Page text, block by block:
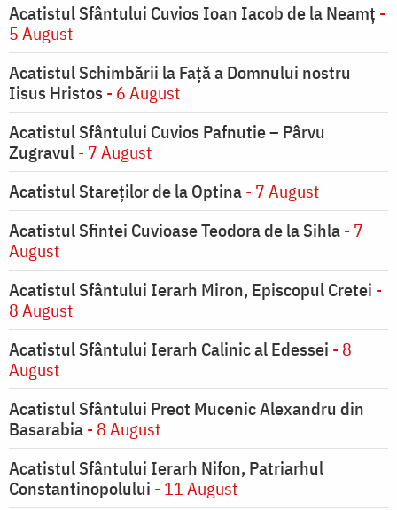
Acatistul Sfântului Cuvios Ioan Iacob de la Neamț -
5 August
Acatistul Schimbării la Faţă a Domnului nostru
Iisus Hristos - 6 August
Acatistul Sfântului Cuvios Pafnutie – Pârvu
Zugravul- 7 August
Acatistul Stareţilor de la Optina- 7 August
Acatistul Sfintei Cuvioase Teodora de la Sihla- 7
August
Acatistul Sfântului Ierarh Miron, Episcopul Cretei -
8 August
Acatistul Sfântului Ierarh Calinic al Edessei - 8
August
Acatistul Sfântului Preot Mucenic Alexandru din
Basarabia- 8 August
Acatistul Sfântului Ierarh Nifon, Patriarhul
Constantinopolului - 11 August